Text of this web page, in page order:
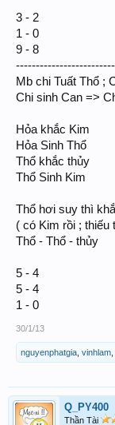
3 - 2
1 - 0
9 - 8
-------------------------
Mb chi Tuất Thổ ;
Chi sinh Can =>
Hỏa khắc Kim
Hỏa Sinh Thổ
Thổ khắc thủy
Thổ Sinh Kim
Thổ hơi suy thì
( có Kim rồi ; thiếu
Thổ - Thổ - thủy
5 - 4
5 - 4
1 - 0
30/1/13
nguyenphatgia vinhlam
Q_PY400
Thần Tài